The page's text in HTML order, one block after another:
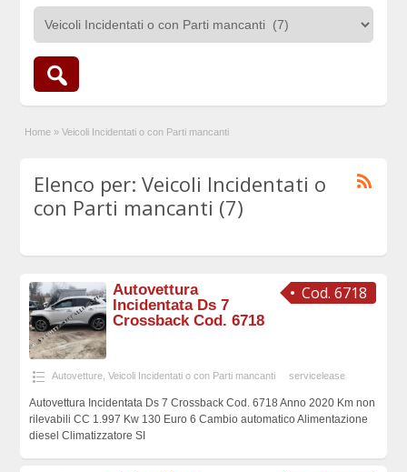
Home » Veicoli Incidentati o con Parti mancanti
Elenco per: Veicoli Incidentati o
con Parti mancanti (7)
Cod. 6718
Autovettura
Incidentata Ds 7
Crossback Cod. 6718
Autovetture, Veicoli Incidentati o con Parti mancanti servicelease
Autovettura Incidentata Ds 7 Crossback Cod. 6718 Anno 2020 Km non
rilevabili CC 1.997 Kw 130 Euro 6 Cambio automatico Alimentazione
diesel Climatizzatore SI